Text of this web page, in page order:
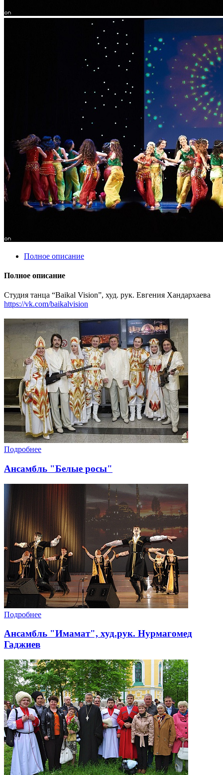
Полное описание
Полное описание
Студия танца “Baikal Vision”, худ. рук. Евгения Хандархаева
https://vk.com/baikalvision
Подробнее
Ансамбль "Белые росы"
Подробнее
Ансамбль "Имамат", худ.рук. Нурмагомед
Гаджиев